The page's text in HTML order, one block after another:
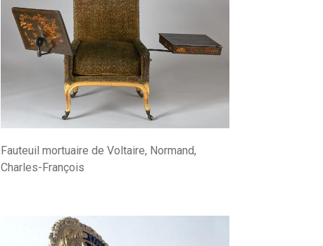
Fauteuil mortuaire de Voltaire, Normand,
Charles-François